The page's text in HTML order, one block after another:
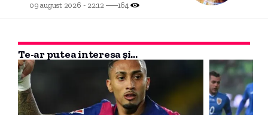
09 august 2026 - 22:12 164
Te-ar putea interesa și...